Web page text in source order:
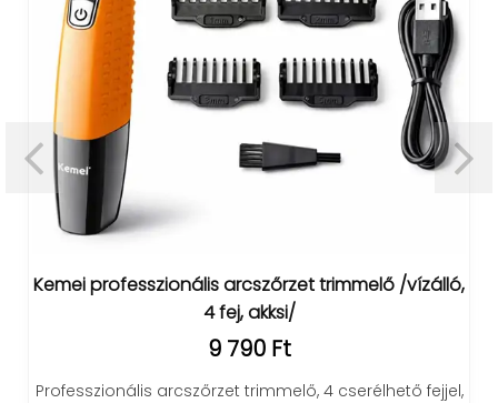
Kemei professzionális arcszőrzet trimmelő /vízálló,
4 fej, akksi/
9 790 Ft
Professzionális arcszőrzet trimmelő, 4 cserélhető fejjel,